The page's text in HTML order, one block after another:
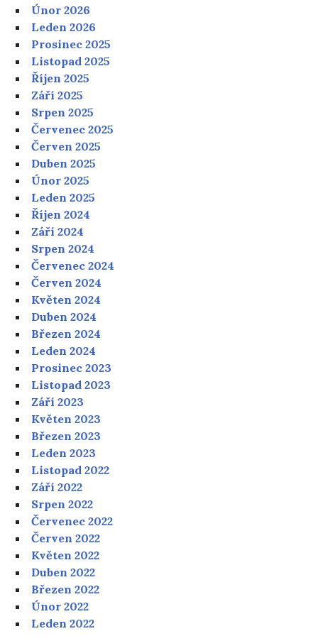
Únor 2026
Leden 2026
Prosinec 2025
Listopad 2025
Říjen 2025
Září 2025
Srpen 2025
Červenec 2025
Červen 2025
Duben 2025
Únor 2025
Leden 2025
Říjen 2024
Září 2024
Srpen 2024
Červenec 2024
Červen 2024
Květen 2024
Duben 2024
Březen 2024
Leden 2024
Prosinec 2023
Listopad 2023
Září 2023
Květen 2023
Březen 2023
Leden 2023
Listopad 2022
Září 2022
Srpen 2022
Červenec 2022
Červen 2022
Květen 2022
Duben 2022
Březen 2022
Únor 2022
Leden 2022